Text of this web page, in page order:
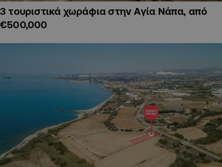
3 τουριστικά χωράφια στην Αγία Νάπα, από
€500,000